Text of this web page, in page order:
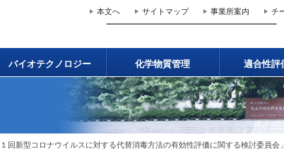
本文へ サイトマップ 事業所案内 チ
バイオテクノロジー 化学物質管理 適合性評
回新型コロナウイルスに対する代替消毒方法の有効性評価に関する検討委員会